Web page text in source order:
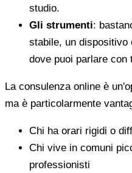
studio.
Gli strumenti:
stabile, un dispositivo
dove puoi parlare con
La consulenza online è
ma è particolarmente
Chi ha orari rigidi o
Chi vive in comuni
professionisti